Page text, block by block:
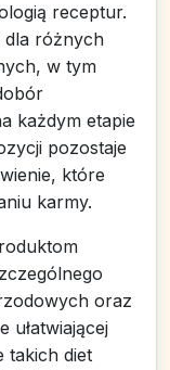
receptur.
dla różnych
w tym
każdym etapie
pozostaje
które
karmy.
oraz
ułatwiającej
takich diet